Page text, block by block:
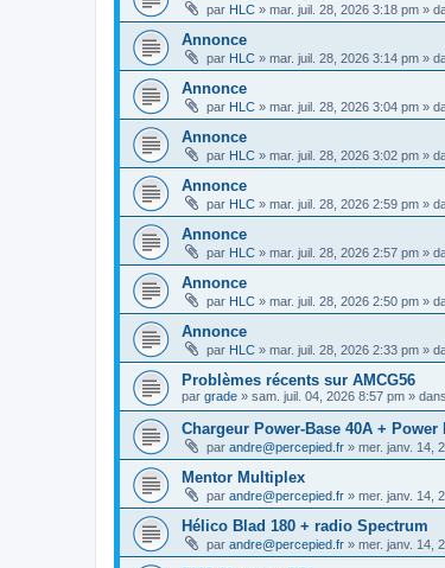
par HLC » mar. juil. 28, 2026 3:18 pm »
Annonce
par HLC » mar. juil. 28, 2026 3:14 pm »
Annonce
par HLC » mar. juil. 28, 2026 3:04 pm »
Annonce
par HLC » mar. juil. 28, 2026 3:02 pm »
Annonce
par HLC » mar. juil. 28, 2026 2:59 pm »
Annonce
par HLC » mar. juil. 28, 2026 2:57 pm »
Annonce
par HLC » mar. juil. 28, 2026 2:50 pm »
Annonce
par HLC » mar. juil. 28, 2026 2:33 pm »
Problèmes récents sur AMCG56
par grade » sam. juil. 04, 2026 8:57 pm » dans
Chargeur Power-Base 40A + Power
par andre@percepied.fr » mer. janv. 14,
Mentor Multiplex
par andre@percepied.fr » mer. janv. 14,
Hélico Blad 180 + radio Spectrum
par andre@percepied.fr » mer. janv. 14,